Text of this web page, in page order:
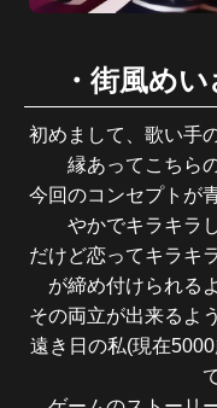
・街風め
初めまして、歌い手
縁あってこちら
今回のコンセプトが
やかでキラキラ
だけど恋ってキラキ
が締め付けられる
その両立が出来るよ
遠き日の私(現在